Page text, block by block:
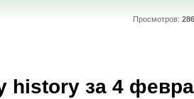
Просмотров: 286
за 4